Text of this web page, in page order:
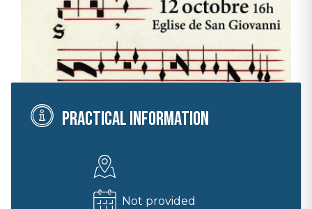
Practical information
Not provided